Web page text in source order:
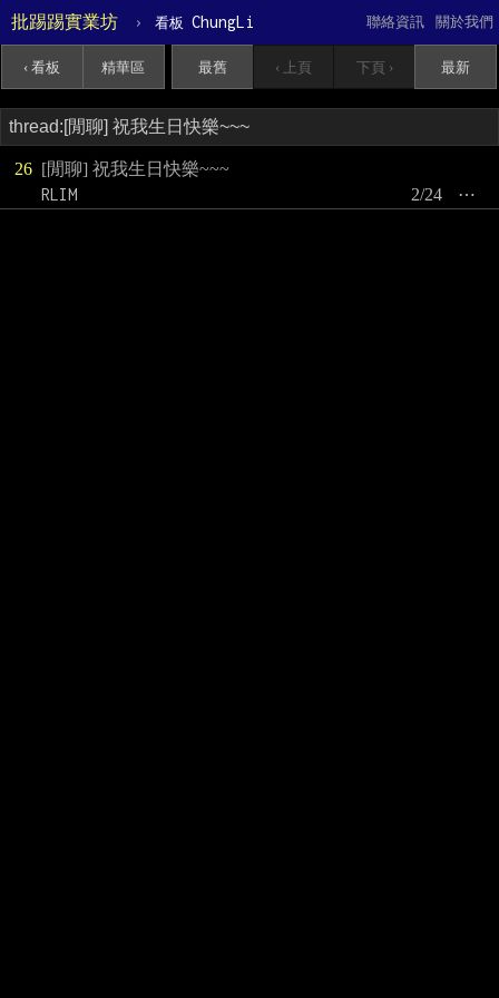
批踢踢實業坊 › 看板 ChungLi 關於我們
聯絡資訊
‹ 看板 精華區 最舊 ‹ 上頁 下頁 › 最新
26 [閒聊] 祝我生日快樂~~~
RLIM
⋯
2/24